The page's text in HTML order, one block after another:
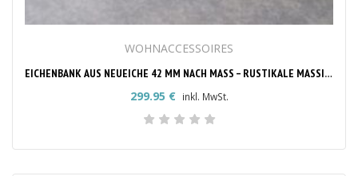
WOHNACCESSOIRES
EICHENBANK AUS NEUEICHE 42 MM NACH MASS – RUSTIKALE MASSIVHOLZBANK
299.95 € inkl. MwSt.